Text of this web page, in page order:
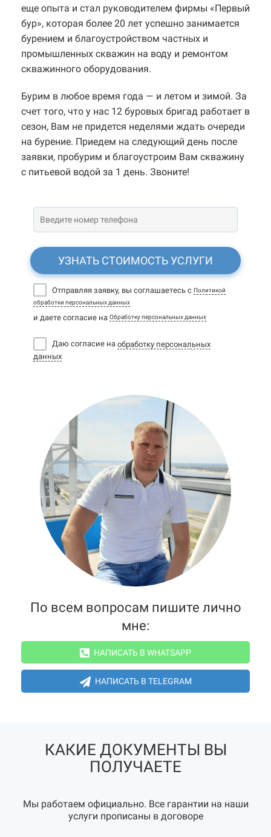
еще опыта и стал руководителем фирмы «Первый
бур», которая более 20 лет успешно занимается
бурением и благоустройством частных и
промышленных скважин на воду и ремонтом
скважинного оборудования.
Бурим в любое время года — и летом и зимой. За
счет того, что у нас 12 буровых бригад работает в
сезон, Вам не придется неделями ждать очереди
на бурение. Приедем на следующий день после
заявки, пробурим и благоустроим Вам скважину
с питьевой водой за 1 день. Звоните!
УЗНАТЬ СТОИМОСТЬ УСЛУГИ
Отправляя заявку, вы соглашаетесь с Политикой
обработки персональных данных
и даете согласие на Обработку персональных данных
Даю согласие на обработку персональных
данных
По всем вопросам пишите лично
мне:
НАПИСАТЬ В WHATSAPP
НАПИСАТЬ В TELEGRAM
КАКИЕ ДОКУМЕНТЫ ВЫ
ПОЛУЧАЕТЕ
Мы работаем официально. Все гарантии на наши
услуги прописаны в договоре